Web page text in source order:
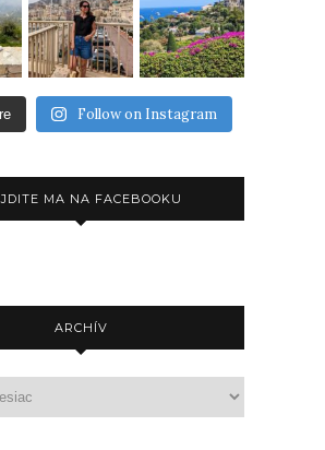
Follow on Instagram
MA NA FACEBOOKU
ARCHÍV